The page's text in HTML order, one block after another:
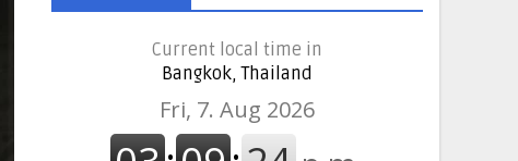
Current local time in
Bangkok, Thailand